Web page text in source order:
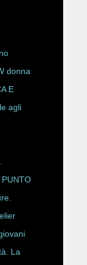
donna
E
agli
PUNTO
La